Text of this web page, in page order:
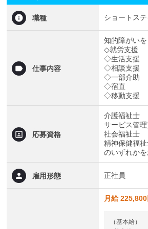
職種 ショートス
仕事内容
知的障がい
◇就労支援
◇生活支援
◇相談支援
◇一部介助
◇宿直
◇移動支援
応募資格
介護福祉士
サービス管
社会福祉士
精神保健福
のいずれか
雇用形態 正社員
月給
（基本給）